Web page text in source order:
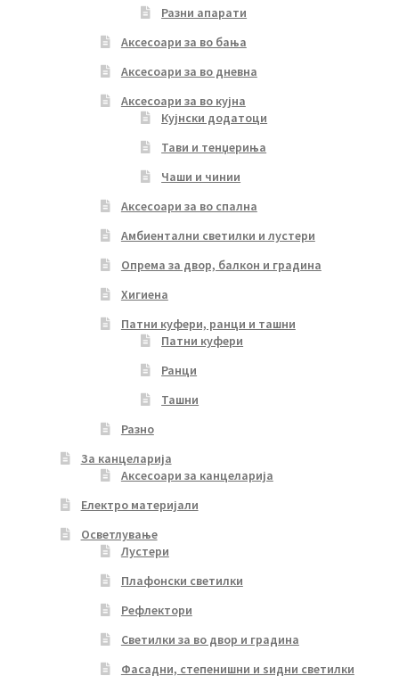
Разни апарати
Аксесоари за во бања
Аксесоари за во дневна
Аксесоари за во кујна
Кујнски додатоци
Тави и тенџериња
Чаши и чинии
Аксесоари за во спална
Амбиентални светилки и лустери
Опрема за двор, балкон и градина
Хигиена
Патни куфери, ранци и ташни
Патни куфери
Ранци
Ташни
Разно
За канцеларија
Аксесоари за канцеларија
Електро материјали
Осветлување
Лустери
Плафонски светилки
Рефлектори
Светилки за во двор и градина
Фасадни, степенишни и ѕидни светилки